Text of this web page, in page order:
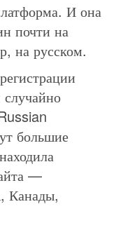
И она
почти на
на русском.
большие
—
Канады,